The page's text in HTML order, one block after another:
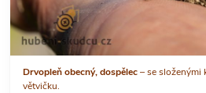
Drvopleň obecný, dospělec– se složenými
větvičku.